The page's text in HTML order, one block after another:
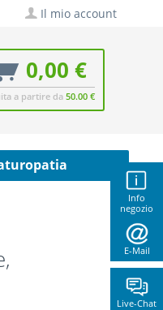
Info
negozio
E-Mail
Live-Chat
Il mio account
0,00 €
a partire da 50.00 €